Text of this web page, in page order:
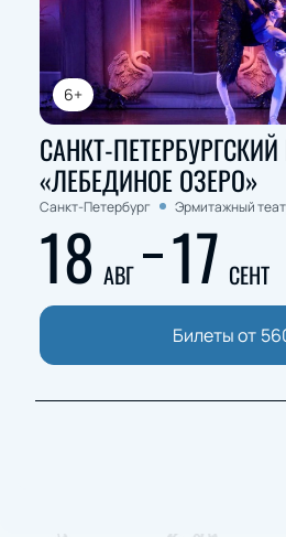
6+
САНКТ-
«ЛЕБЕДИНОЕ ОЗЕРО»
Санкт-Петербург Эрмитажный
18 АВГ 17 СЕНТ
Билеты от